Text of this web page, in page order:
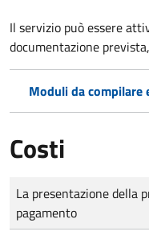
Il servizio può essere
documentazione
Moduli da compilare
Costi
Tipo di pagamento
Importo
La presentazione della
pagamento